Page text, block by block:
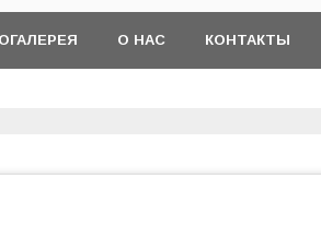
О НАС КОНТАКТЫ